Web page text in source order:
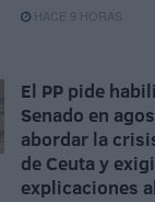
HACE 9 HORAS
El PP pide
Senado en
abordar la
de Ceuta y
explicaciones